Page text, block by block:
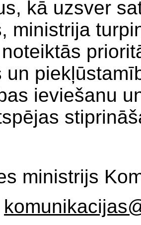
kā uzsver
ministrija
un
ieviešanu
ministrijs